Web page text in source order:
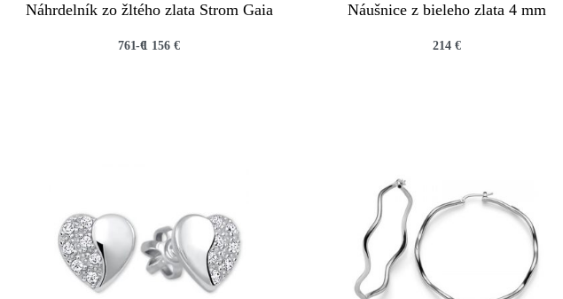
Náhrdelník zo žltého zlata Strom Gaia
761€1 156€
Náušnice z bieleho zlata 4 mm
214 €